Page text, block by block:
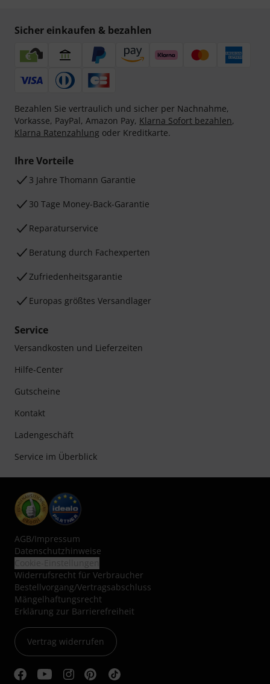
Sicher einkaufen & bezahlen
Bezahlen Sie vertraulich und sicher per Nachnahme,
Vorkasse, PayPal, Amazon Pay, Klarna Sofort bezahlen,
Klarna Ratenzahlung oder Kreditkarte.
Ihre Vorteile
3 Jahre Thomann Garantie
30 Tage Money-Back-Garantie
Reparaturservice
Beratung durch Fachexperten
Zufriedenheitsgarantie
Europas größtes Versandlager
Service
Versandkosten und Lieferzeiten
Hilfe-Center
Gutscheine
Kontakt
Ladengeschäft
Service im Überblick
AGB/Impressum
Datenschutzhinweise
Widerrufsrecht für Verbraucher
Bestellvorgang/Vertragsabschluss
Mängelhaftungsrecht
Erklärung zur Barrierefreiheit
Vertrag widerrufen